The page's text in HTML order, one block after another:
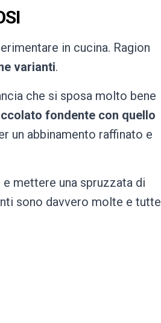
in cucina. Ragion
varianti.
che si sposa molto bene
fondente con quello
un abbinamento raffinato e
mettere una spruzzata di
sono davvero molte e tutte